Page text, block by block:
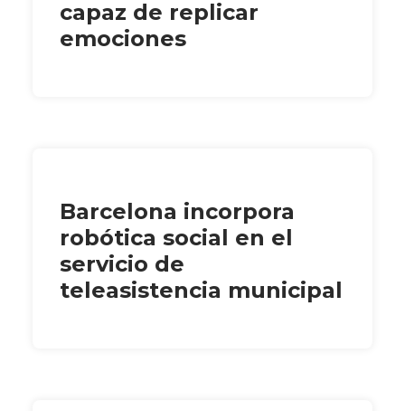
capaz de replicar
emociones
Barcelona incorpora
robótica social en el
servicio de
teleasistencia municipal